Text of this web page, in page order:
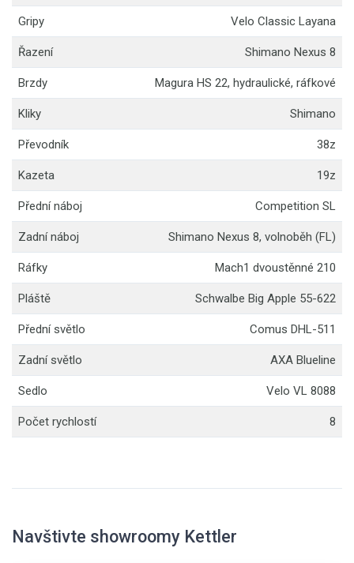
Gripy Velo Classic Layana
Řazení Shimano Nexus 8
Brzdy Magura HS 22, hydraulické, ráfkové
Kliky Shimano
Převodník 38z
Kazeta 19z
Přední náboj Competition SL
Zadní náboj Shimano Nexus 8, volnoběh (FL)
Ráfky Mach1 dvoustěnné 210
Pláště Schwalbe Big Apple 55-622
Přední světlo Comus DHL-511
Zadní světlo AXA Blueline
Sedlo Velo VL 8088
Počet rychlostí 8
Navštivte showroomy Kettler